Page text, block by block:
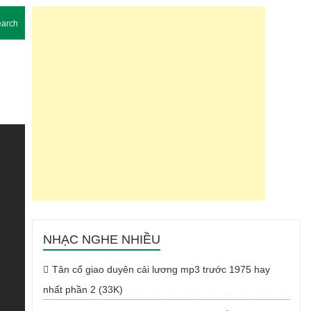
NHẠC NGHE NHIỀU
Tân cổ giao duyên cải lương mp3 trước 1975 hay
nhất phần 2 (33K)